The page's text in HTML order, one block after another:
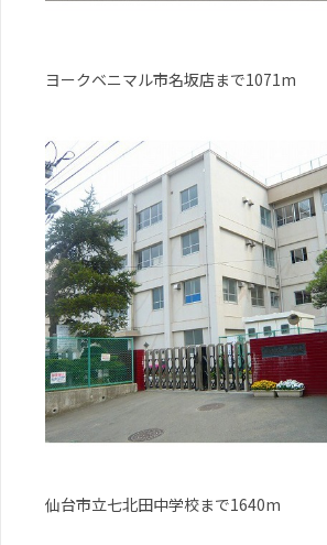
ヨークベニマル市名坂店まで1071m
仙台市立七北田中学校まで1640m